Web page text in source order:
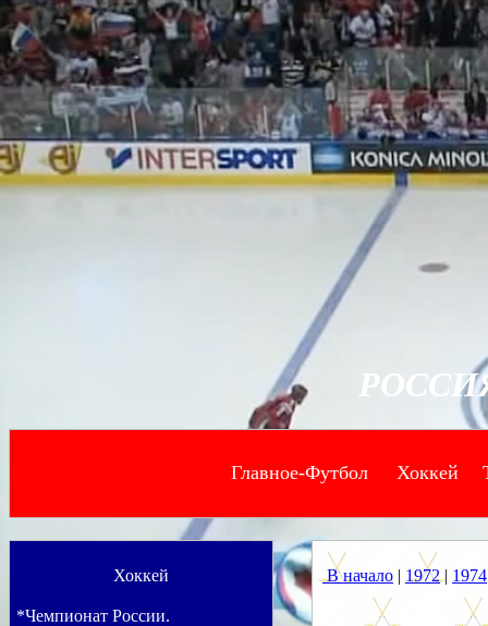
Главное-Футбол-- Хоккей
Хоккей
*Чемпионат России.
В начало | 1972| 1974